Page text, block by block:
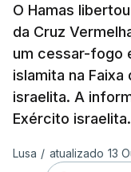
O Hamas
da Cruz
um cessar-fogo
islamita na Faixa
israelita. A
Exército israelita.
Lusa / atualizado 13